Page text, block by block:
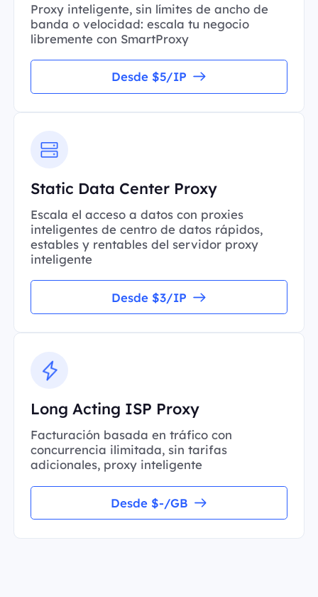
Proxy inteligente, sin límites de ancho de
banda o velocidad: escala tu negocio
libremente con SmartProxy
Desde $5/IP
Static Data Center Proxy
Escala el acceso a datos con proxies
inteligentes de centro de datos rápidos,
estables y rentables del servidor proxy
inteligente
Desde $3/IP
Long Acting ISP Proxy
Facturación basada en tráfico con
concurrencia ilimitada, sin tarifas
adicionales, proxy inteligente
Desde $-/GB